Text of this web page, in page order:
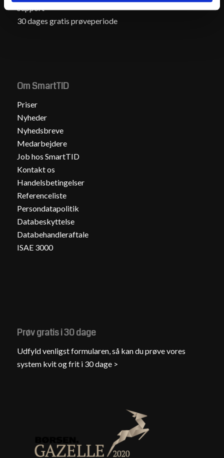
Support
30 dages gratis prøveperiode
Om SmartTID
Priser
Nyheder
Nyhedsbreve
Medarbejdere
Job hos SmartTID
Kontakt os
Handelsbetingelser
Referenceliste
Persondatapolitik
Databeskyttelse
Databehandleraftale
ISAE 3000
Prøv gratis i 30 dage
Udfyld venligst formularen, så kan du prøve vores
system kvit og frit i 30 dage >